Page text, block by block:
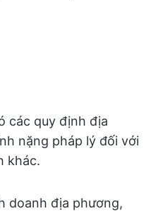
các quy định địa
nặng pháp lý đối với
khác.
doanh địa phương,